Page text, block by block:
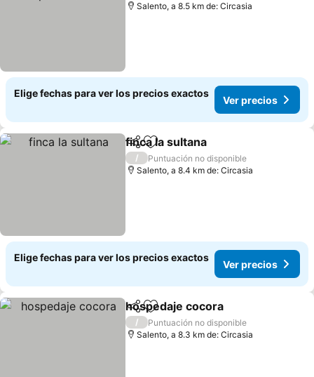
Salento, a 8.5 km de: Circasia
Elige fechas para ver los precios exactos
Ver precios
CompartirAgregar a favoritos
finca la sultana
/
Puntuación no disponible
Salento, a 8.4 km de: Circasia
Elige fechas para ver los precios exactos
Ver precios
CompartirAgregar a favoritos
hospedaje cocora
/
Puntuación no disponible
Salento, a 8.3 km de: Circasia